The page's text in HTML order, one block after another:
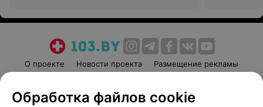
О проекте Новости проекта
Размещение рекламы
Пользовательское соглашение
Способы оплаты
Обработка файлов cookie